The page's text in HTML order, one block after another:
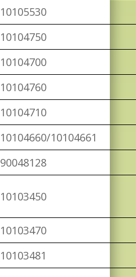
10105530
10104750
10104700
10104760
10104710
10104660/10104661
90048128
10103450
10103470
10103481